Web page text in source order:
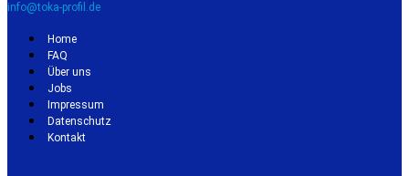
info@toka-profil.de
Home
FAQ
Über uns
Jobs
Impressum
Datenschutz
Kontakt